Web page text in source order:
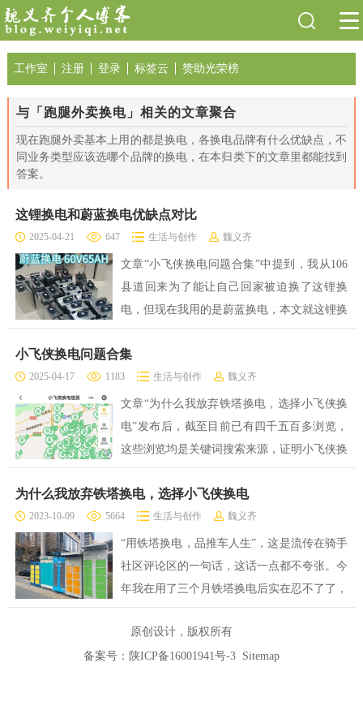
工作室 注册 登录 标签云 赞助光荣榜
与「跑腿外卖换电」相关的文章聚合
现在跑腿外卖基本上用的都是换电，各换电品牌有什么优缺点，不
同业务类型应该选哪个品牌的换电，在本归类下的文章里都能找到
答案。
这锂换电和蔚蓝换电优缺点对比
2025-04-21 647 生活与创作 魏义齐
文章“小飞侠换电问题合集”中提到，我从106
县道回来为了能让自己回家被迫换了这锂换
电，但现在我用的是蔚蓝换电，本文就这锂换
电和蔚蓝换电的优缺点做一个对比，供跑腿或
外卖朋友选择适合自己的换电电池。
小飞侠换电问题合集
2025-04-17 1183 生活与创作 魏义齐
文章“为什么我放弃铁塔换电，选择小飞侠换
电”发布后，截至目前已有四千五百多浏览，
这些浏览均是关键词搜索来源，证明小飞侠换
电的用户还是挺多的，大家问的问题也是五花
八门，本文就针对这些问题做一个回答。
为什么我放弃铁塔换电，选择小飞侠换电
2023-10-09 5664 生活与创作 魏义齐
“用铁塔换电，品推车人生”，这是流传在骑手
社区评论区的一句话，这话一点都不夸张。今
年我在用了三个月铁塔换电后实在忍不了了，
在租车行的推荐下换了小飞侠换电，一直用到
现在，真香！
原创设计，版权所有
备案号： 陕ICP备16001941号-3 Sitemap